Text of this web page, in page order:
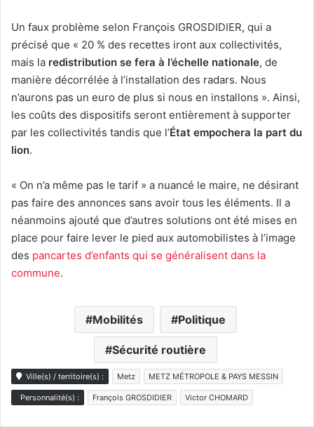
Un faux problème selon François GROSDIDIER, qui a
précisé que « 20 % des recettes iront aux collectivités,
mais la redistribution se fera à l’échelle nationale, de
manière décorrélée à l’installation des radars. Nous
n’aurons pas un euro de plus si nous en installons ». Ainsi,
les coûts des dispositifs seront entièrement à supporter
par les collectivités tandis que l’État empochera la part du
lion.
« On n’a même pas le tarif » a nuancé le maire, ne désirant
pas faire des annonces sans avoir tous les éléments. Il a
néanmoins ajouté que d’autres solutions ont été mises en
place pour faire lever le pied aux automobilistes à l’image
des pancartes d’enfants qui se généralisent dans la
commune.
Mobilités Politique
Sécurité routière
Ville(s) / territoire(s) : Metz METZ MÉTROPOLE & PAYS MESSIN
Personnalité(s) : François GROSDIDIER Victor CHOMARD